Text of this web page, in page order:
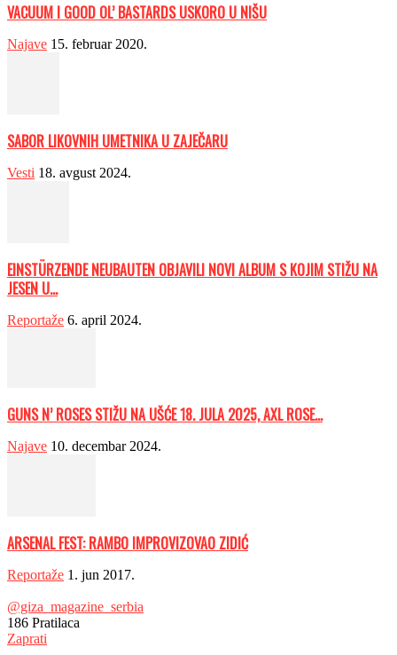
VACUUM I GOOD OL’ BASTARDS USKORO U NIŠU
Najave 15. februar 2020.
SABOR LIKOVNIH UMETNIKA U ZAJEČARU
Vesti 18. avgust 2024.
EINSTÜRZENDE NEUBAUTEN OBJAVILI NOVI ALBUM S KOJIM STIŽU NA
JESEN U...
Reportaže 6. april 2024.
GUNS N’ ROSES STIŽU NA UŠĆE 18. JULA 2025, AXL ROSE...
Najave 10. decembar 2024.
ARSENAL FEST: RAMBO IMPROVIZOVAO ZIDIĆ
Reportaže 1. jun 2017.
@giza_magazine_serbia
186 Pratilaca
Zaprati